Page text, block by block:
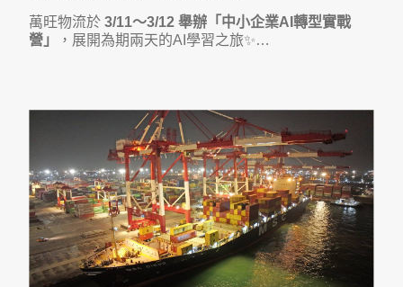
萬旺物流於3/11～3/12 舉辦「中小企業AI轉型實戰
營」
，展開為期兩天的AI學習之旅✨